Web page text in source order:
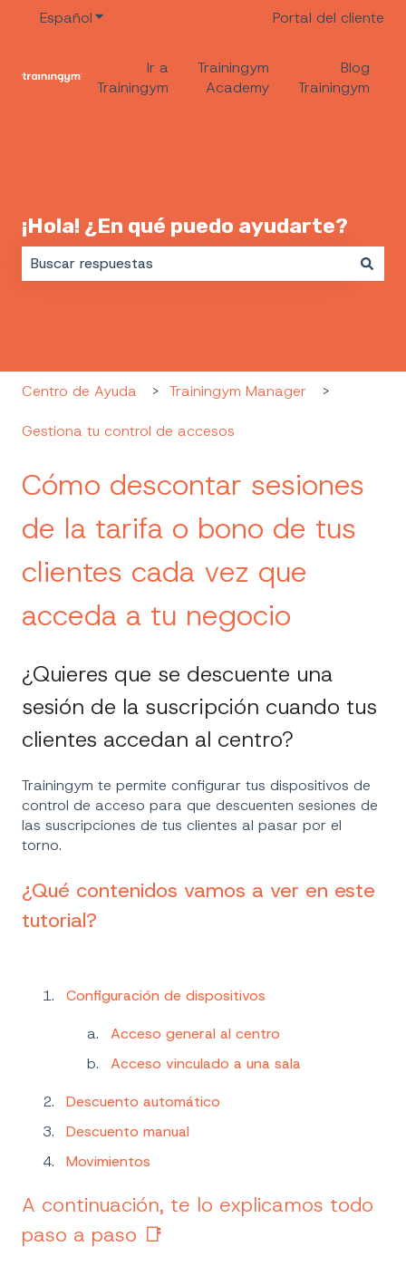
EspañolTraducciones de Mostrar submenú de
Portal del cliente
Ir a
Trainingym
Trainingym
Academy
Blog
Trainingym
¡Hola! ¿En qué puedo ayudarte?
Centro de Ayuda Trainingym Manager
Gestiona tu control de accesos
Cómo descontar sesiones
de la tarifa o bono de tus
clientes cada vez que
acceda a tu negocio
¿Quieres que se descuente una
sesión de la suscripción cuando tus
clientes accedan al centro?
Trainingym te permite configurar tus dispositivos de
control de acceso para que descuenten sesiones de
las suscripciones de tus clientes al pasar por el
torno.
¿Qué contenidos vamos a ver en este
tutorial?
Configuración de dispositivos
Acceso general al centro
Acceso vinculado a una sala
Descuento automático
Descuento manual
Movimientos
A continuación, te lo explicamos todo
paso a paso 📑